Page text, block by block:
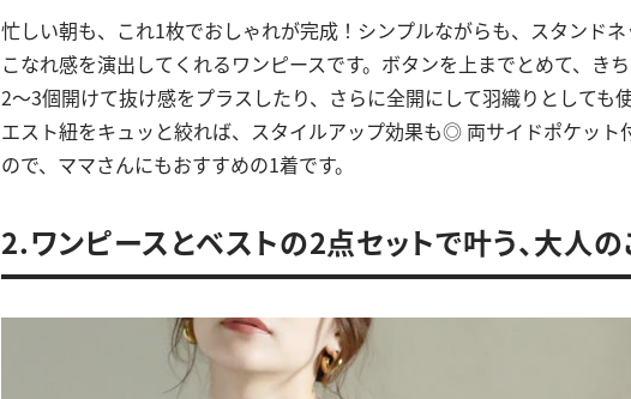
忙しい朝も、これ1枚でおしゃれが完成！シンプルながらも、スタンド
こなれ感を演出してくれるワンピースです。ボタンを上までとめて、きち
2〜3個開けて抜け感をプラスしたり、さらに全開にして羽織りとしても
エスト紐をキュッと絞れば、スタイルアップ効果も◎ 両サイドポケット
ので、ママさんにもおすすめの1着です。
2.ワンピースとベストの2点セットで叶う、大人